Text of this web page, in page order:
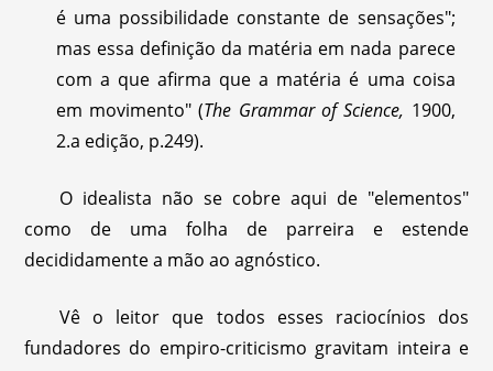
é uma possibilidade constante de sensações";
mas essa definição da matéria em nada parece
com a que afirma que a matéria é uma coisa
em movimento" (The Grammar of Science, 1900,
2.a edição, p.249).
O idealista não se cobre aqui de "elementos"
como de uma folha de parreira e estende
decididamente a mão ao agnóstico.
Vê o leitor que todos esses raciocínios dos
fundadores do empiro-criticismo gravitam inteira e